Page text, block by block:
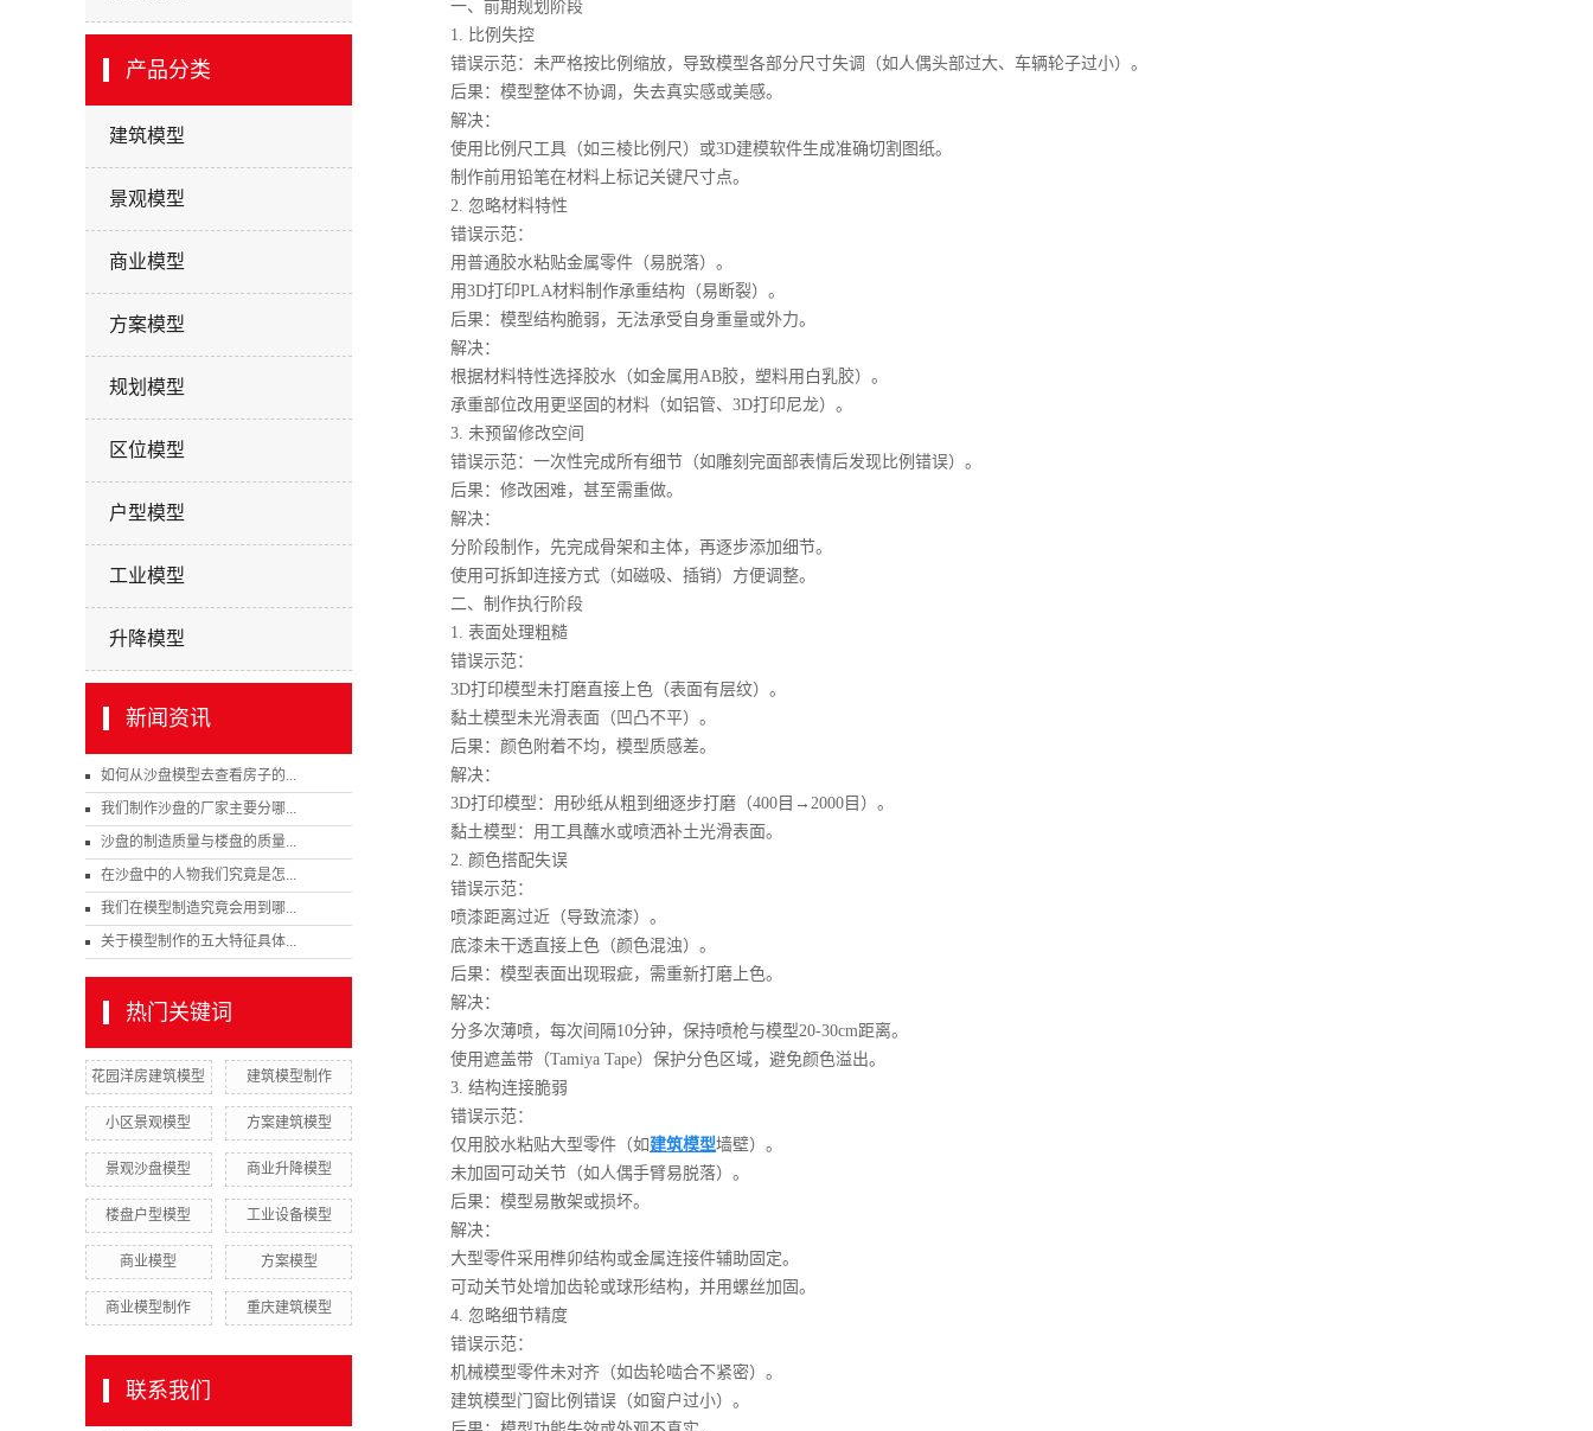
产品分类
建筑模型
景观模型
商业模型
方案模型
规划模型
区位模型
户型模型
工业模型
升降模型
新闻资讯
如何从沙盘模型去查看房子的...
我们制作沙盘的厂家主要分哪...
沙盘的制造质量与楼盘的质量...
在沙盘中的人物我们究竟是怎...
我们在模型制造究竟会用到哪...
关于模型制作的五大特征具体...
热门关键词
花园洋房建筑模型 建筑模型制作
小区景观模型 方案建筑模型
景观沙盘模型 商业升降模型
楼盘户型模型 工业设备模型
商业模型 方案模型
商业模型制作 重庆建筑模型
联系我们
一、前期规划阶段
1. 比例失控
错误示范：未严格按比例缩放，导致模型各部分尺寸失调（如人偶头部过大、车辆轮子过小）。
后果：模型整体不协调，失去真实感或美感。
解决：
使用比例尺工具（如三棱比例尺）或3D建模软件生成准确切割图纸。
制作前用铅笔在材料上标记关键尺寸点。
2. 忽略材料特性
错误示范：
用普通胶水粘贴金属零件（易脱落）。
用3D打印PLA材料制作承重结构（易断裂）。
后果：模型结构脆弱，无法承受自身重量或外力。
解决：
根据材料特性选择胶水（如金属用AB胶，塑料用白乳胶）。
承重部位改用更坚固的材料（如铝管、3D打印尼龙）。
3. 未预留修改空间
错误示范：一次性完成所有细节（如雕刻完面部表情后发现比例错误）。
后果：修改困难，甚至需重做。
解决：
分阶段制作，先完成骨架和主体，再逐步添加细节。
使用可拆卸连接方式（如磁吸、插销）方便调整。
二、制作执行阶段
1. 表面处理粗糙
错误示范：
3D打印模型未打磨直接上色（表面有层纹）。
黏土模型未光滑表面（凹凸不平）。
后果：颜色附着不均，模型质感差。
解决：
3D打印模型：用砂纸从粗到细逐步打磨（400目→2000目）。
黏土模型：用工具蘸水或喷洒补土光滑表面。
2. 颜色搭配失误
错误示范：
喷漆距离过近（导致流漆）。
底漆未干透直接上色（颜色混浊）。
后果：模型表面出现瑕疵，需重新打磨上色。
解决：
分多次薄喷，每次间隔10分钟，保持喷枪与模型20-30cm距离。
使用遮盖带（Tamiya Tape）保护分色区域，避免颜色溢出。
3. 结构连接脆弱
错误示范：
仅用胶水粘贴大型零件（如 建筑模型墙壁）。
未加固可动关节（如人偶手臂易脱落）。
后果：模型易散架或损坏。
解决：
大型零件采用榫卯结构或金属连接件辅助固定。
可动关节处增加齿轮或球形结构，并用螺丝加固。
4. 忽略细节精度
错误示范：
机械模型零件未对齐（如齿轮啮合不紧密）。
建筑模型门窗比例错误（如窗户过小）。